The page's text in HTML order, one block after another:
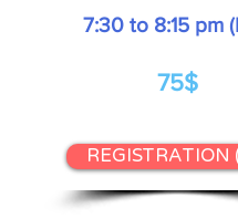
7:30 to 8:15 pm
75$
REGISTRATION